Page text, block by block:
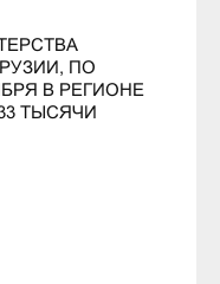
ПО
В РЕГИОНЕ
ТЫСЯЧИ